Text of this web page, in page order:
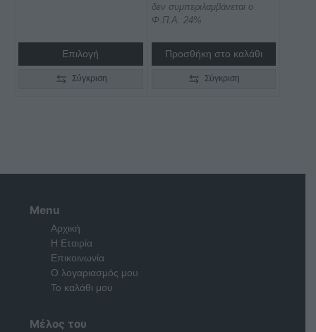
through
€3.400,00
Επιλογή
Σύγκριση
δεν συμπεριλαμβάνεται ο
Φ.Π.Α. 24%
Προσθήκη στο καλάθι
Σύγκριση
Menu
Αρχική
Η Εταιρία
Επικοινωνία
Ο λογαριασμός μου
Το καλάθι μου
Μέλος του